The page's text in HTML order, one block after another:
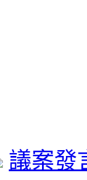
議案發